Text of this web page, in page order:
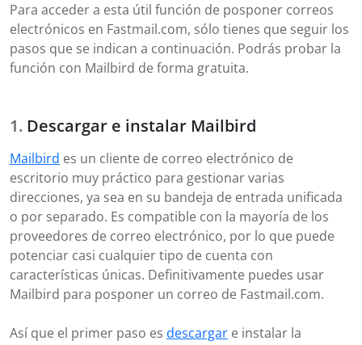
Para acceder a esta útil función de posponer correos
electrónicos en Fastmail.com, sólo tienes que seguir los
pasos que se indican a continuación. Podrás probar la
función con Mailbird de forma gratuita.
Descargar e instalar Mailbird
Mailbird es un cliente de correo electrónico de
escritorio muy práctico para gestionar varias
direcciones, ya sea en su bandeja de entrada unificada
o por separado. Es compatible con la mayoría de los
proveedores de correo electrónico, por lo que puede
potenciar casi cualquier tipo de cuenta con
características únicas. Definitivamente puedes usar
Mailbird para posponer un correo de Fastmail.com.
Así que el primer paso es descargar e instalar la